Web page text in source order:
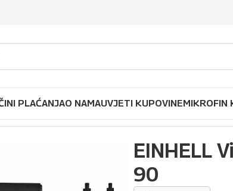
PLAĆANJAO NAMAUVJETI KUPOVINEMIKROFIN
EINHELL
90